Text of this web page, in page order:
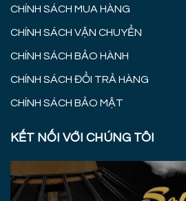
CHÍNH SÁCH MUA HÀNG
CHÍNH SÁCH VẬN CHUYỂN
CHÍNH SÁCH BẢO HÀNH
CHÍNH SÁCH ĐỔI TRẢ HÀNG
CHÍNH SÁCH BẢO MẬT
KẾT NỐI VỚI CHÚNG TÔI